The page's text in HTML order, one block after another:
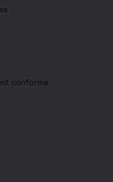
conforme